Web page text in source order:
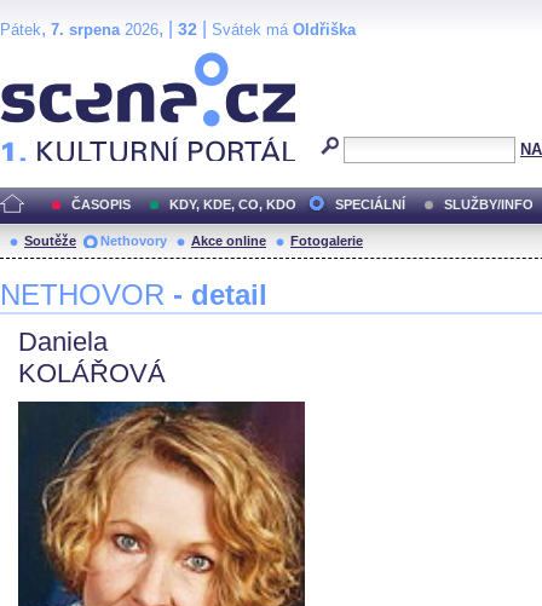
Pátek, 7. srpena2026, | 32 Svátek má Oldřiška
ČASOPIS KDY, KDE, CO, KDO SPECIÁLNÍ SLUŽBY/INFO
Soutěže Nethovory Akce online Fotogalerie
NETHOVOR - detail
Daniela
KOLÁŘOVÁ